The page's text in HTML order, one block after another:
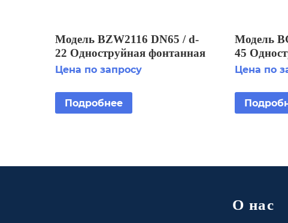
Модель BZW2116 DN65 / d-
22 Одноструйная фонтанная
насадка
Цена по запросу
Подробнее
Модель
45
насадка
Цена по
О нас